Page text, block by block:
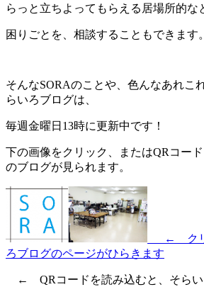
らっと立ちよってもらえる居場所的な
困りごとを、相談することもできます。
そんなSORAのことや、色んなあれこ
らいろブログは、
毎週金曜日13時に更新中です！
下の画像をクリック、またはQRコー
のブログが見られます。
← クリ
ろブログのページがひらきます
← QRコードを読み込むと、そらい